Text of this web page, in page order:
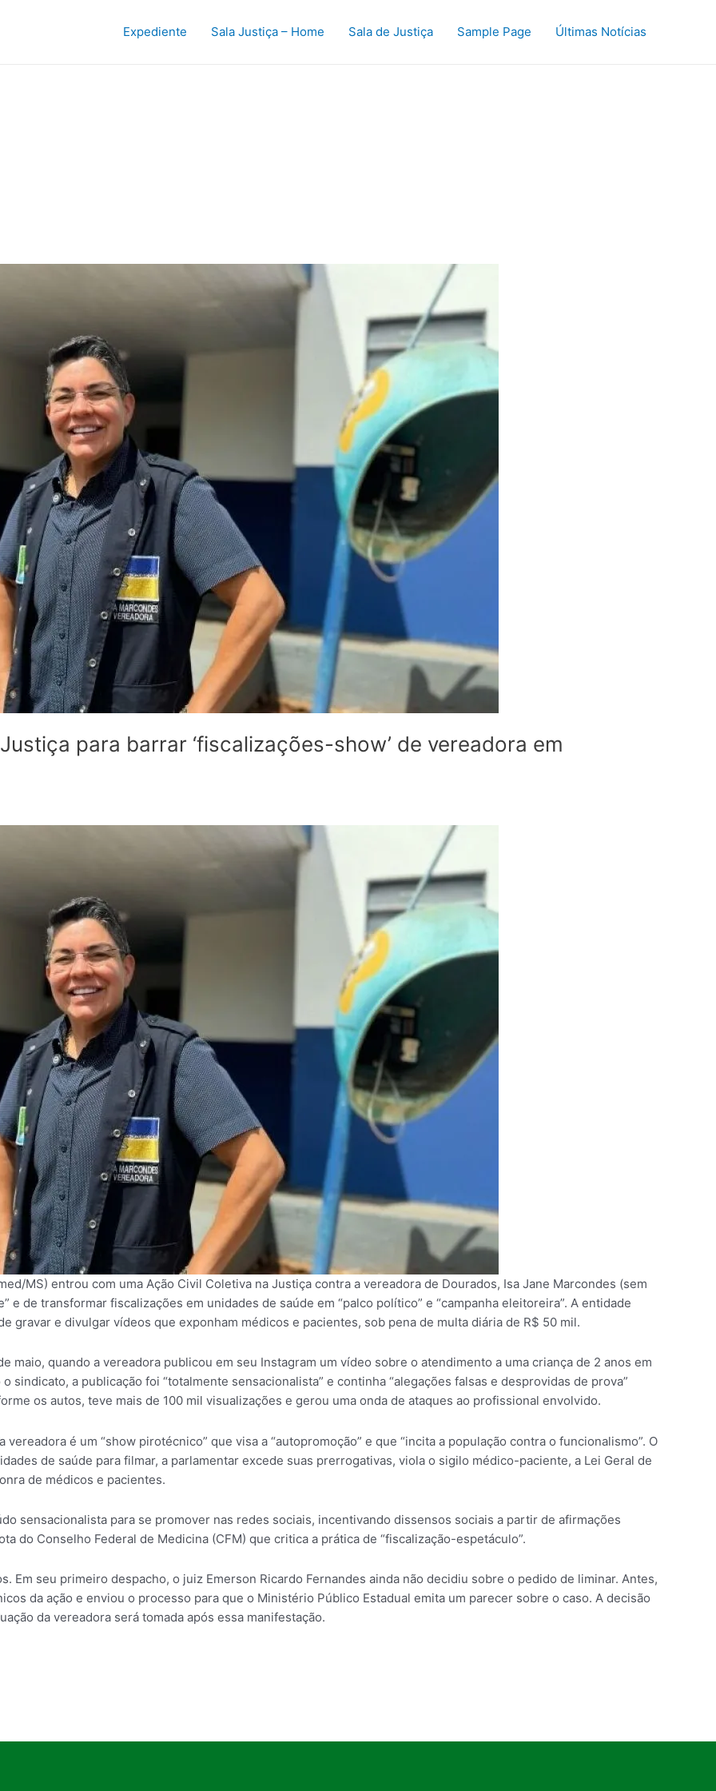
Expediente Sala Justiça – Home Sala de Justiça Sample Page Últimas Notícias
para barrar ‘fiscalizações-show’ de vereadora em
MS) entrou com uma Ação Civil Coletiva na Justiça contra a vereadora de Dourados, Isa Jane Marcondes (sem
e de transformar fiscalizações em unidades de saúde em “palco político” e “campanha eleitoreira”. A entidade
gravar e divulgar vídeos que exponham médicos e pacientes, sob pena de multa diária de R$ 50 mil.
maio, quando a vereadora publicou em seu Instagram um vídeo sobre o atendimento a uma criança de 2 anos em
sindicato, a publicação foi “totalmente sensacionalista” e continha “alegações falsas e desprovidas de prova”
os autos, teve mais de 100 mil visualizações e gerou uma onda de ataques ao profissional envolvido.
é um “show pirotécnico” que visa a “autopromoção” e que “incita a população contra o funcionalismo”. O
de saúde para filmar, a parlamentar excede suas prerrogativas, viola o sigilo médico-paciente, a Lei Geral de
de médicos e pacientes.
sensacionalista para se promover nas redes sociais, incentivando dissensos sociais a partir de afirmações
do Conselho Federal de Medicina (CFM) que critica a prática de “fiscalização-espetáculo”.
Em seu primeiro despacho, o juiz Emerson Ricardo Fernandes ainda não decidiu sobre o pedido de liminar. Antes,
da ação e enviou o processo para que o Ministério Público Estadual emita um parecer sobre o caso. A decisão
da vereadora será tomada após essa manifestação.